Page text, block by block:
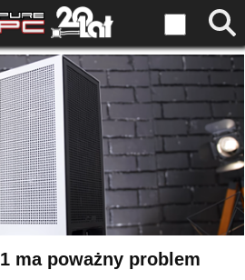
ma poważny problem